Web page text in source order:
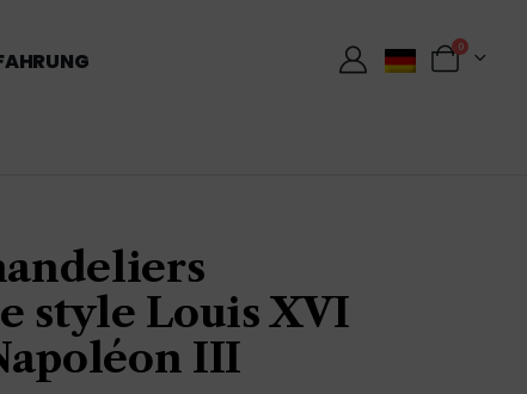
0
style Louis XVI
III